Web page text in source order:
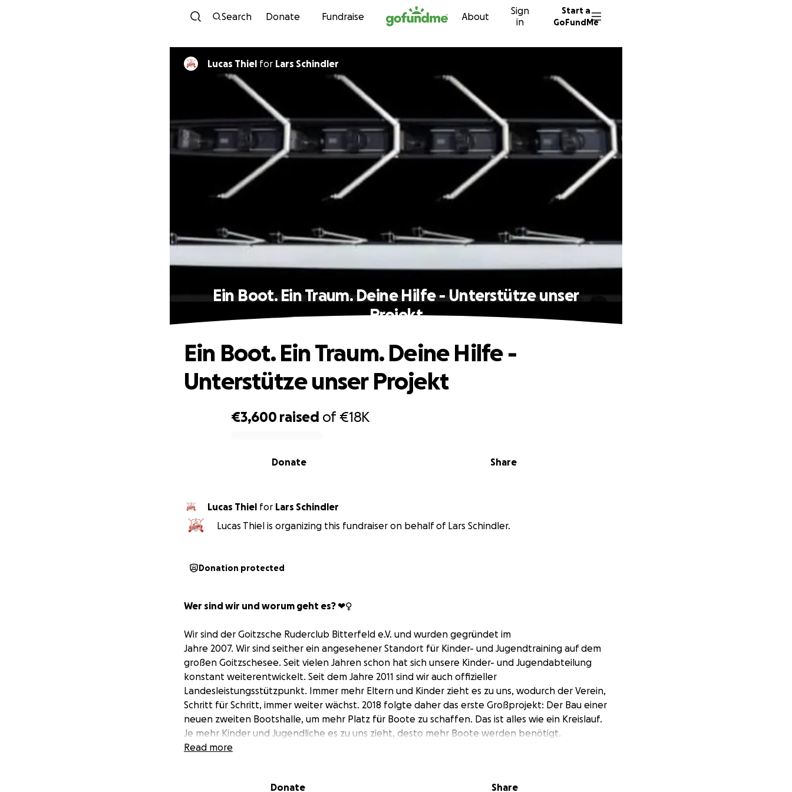
Skip to content
Search Donate Fundraise About
Sign
in
Start a
GoFundMe
Lucas Thiel for Lars Schindler
Ein Boot. Ein Traum. Deine Hilfe - Unterstütze unser
Projekt
€3,600 raised of€18K
Share
Donate
Ein Boot. Ein Traum. Deine Hilfe -
Unterstütze unser Projekt
Lucas Thiel for Lars Schindler
Lucas Thiel is organizing this fundraiser on behalf of Lars Schindler.
Donation protected
Wer sind wir und worum geht es? ‍❤️‍♀️
Wir sind der Goitzsche Ruderclub Bitterfeld e.V. und wurden gegründet im
Jahre 2007. Wir sind seither ein angesehener Standort für Kinder- und Jugendtraining auf dem
großen Goitzschesee. Seit vielen Jahren schon hat sich unsere Kinder- und Jugendabteilung
konstant weiterentwickelt. Seit dem Jahre 2011 sind wir auch offizieller
Landesleistungsstützpunkt. Immer mehr Eltern und Kinder zieht es zu uns, wodurch der Verein,
Schritt für Schritt, immer weiter wächst. 2018 folgte daher das erste Großprojekt: Der Bau einer
neuen zweiten Bootshalle, um mehr Platz für Boote zu schaffen. Das ist alles wie ein Kreislauf.
Je mehr Kinder und Jugendliche es zu uns zieht, desto mehr Boote werden benötigt.
Wiederrum auch mehr Platz um die Boote sicher lagern zu können, daraus folgt dann der
GRCB zitiert: „Natürlich wird der Bedarf immer größer und der Platz immer weniger, wir wollen
Read more
Donate Share